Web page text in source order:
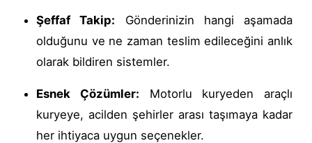
Şeffaf Takip: Gönderinizin hangi aşamada
olduğunu ve ne zaman teslim edileceğini anlık
olarak bildiren sistemler.
Esnek Çözümler: Motorlu kuryeden araçlı
kuryeye, acilden şehirler arası taşımaya kadar
her ihtiyaca uygun seçenekler.